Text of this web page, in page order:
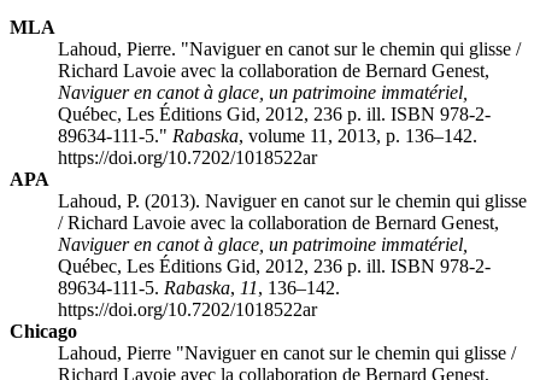
MLA
Lahoud, Pierre. "Naviguer en canot sur le chemin qui glisse /
Richard Lavoie avec la collaboration de Bernard Genest,
Naviguer en canot à glace, un patrimoine immatériel,
Québec, Les Éditions Gid, 2012, 236 p. ill. ISBN 978-2-
89634-111-5." Rabaska, volume 11, 2013, p. 136–142.
https://doi.org/10.7202/1018522ar
APA
Lahoud, P. (2013). Naviguer en canot sur le chemin qui glisse
/ Richard Lavoie avec la collaboration de Bernard Genest,
Naviguer en canot à glace, un patrimoine immatériel,
Québec, Les Éditions Gid, 2012, 236 p. ill. ISBN 978-2-
89634-111-5. Rabaska, 11, 136–142.
https://doi.org/10.7202/1018522ar
Chicago
Lahoud, Pierre "Naviguer en canot sur le chemin qui glisse /
Richard Lavoie avec la collaboration de Bernard Genest,